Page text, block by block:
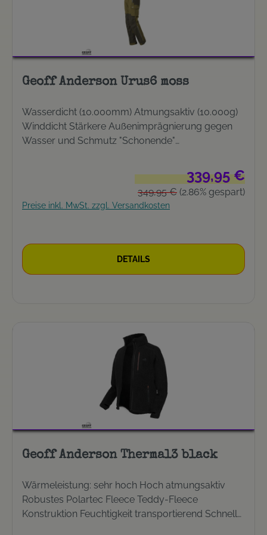
Geoff Anderson Urus6 moss
Wasserdicht (10.000mm) Atmungsaktiv (10.000g)
Winddicht Stärkere Außenimprägnierung gegen
Wasser und Schmutz "Schonende"
einstellbar Erhöhter Rückenbereich Gürtel -
optional Elastischer Bund am Rücken Bund mittels
Klettverschlüssen weitenverstellbar Gesäß- und
Kniebereich verstärkt Innenseite aus
Reißverschluss am Beinabschluss, zusätzlich mit
Klettverschluss fixierbar Beinabschluss auch mit
geöffnetem Reißverschluss wasserdicht dank
mit Klettverschluss und Druckknopf
Schichtenprinzip: außen (3. Schicht)
Verkaufspreis:339,95 €
Regulärer Preis:
349,95 € (2.86% gespart)
Preise inkl. MwSt. zzgl. Versandkosten
DETAILS
Geoff Anderson Thermal3 black
Wärmeleistung: sehr hoch Hoch atmungsaktiv
Robustes Polartec Fleece Teddy-Fleece
Konstruktion Feuchtigkeit transportierend Schnell